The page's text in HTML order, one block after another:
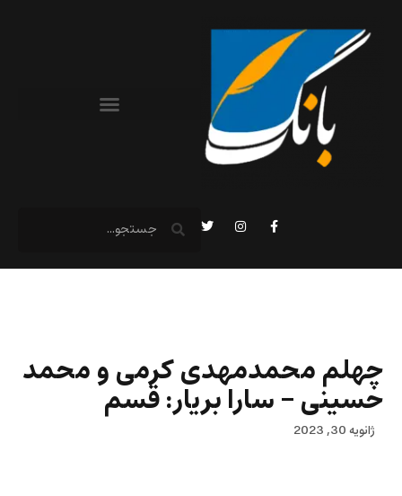
چهلم محمدمهدی کرمی و محمد
حسینی – سارا بریار: قسم
ژانویه 30, 2023